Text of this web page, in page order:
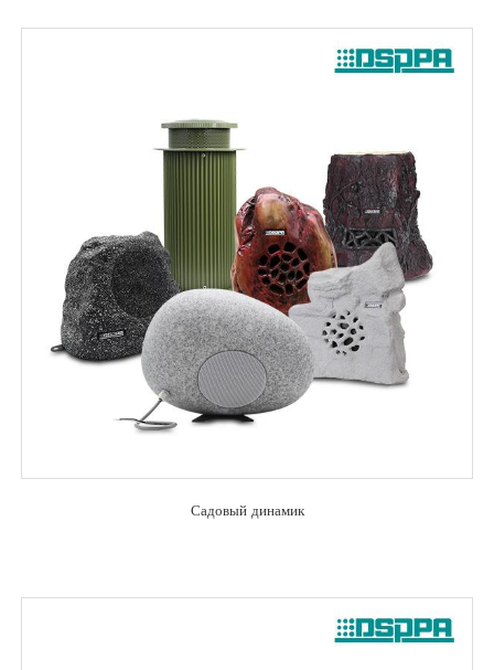
Садовый динамик